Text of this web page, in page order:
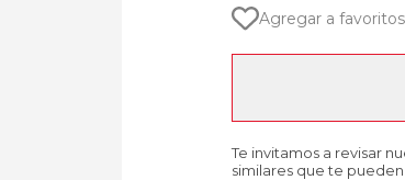
Agregar a favoritos
Te invitamos a revisar
similares que te pueden